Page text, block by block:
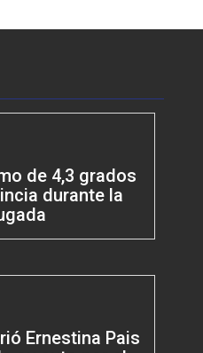
de 4,3 grados
durante la
Ernestina Pais